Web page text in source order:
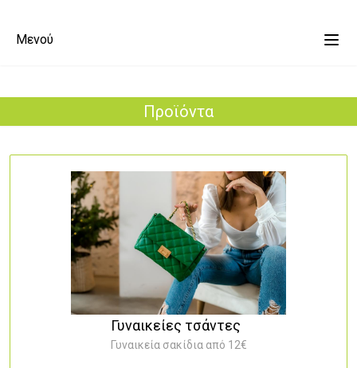
Μενού
Προϊόντα
Γυναικείες τσάντες
Γυναικεία σακίδια από 12€